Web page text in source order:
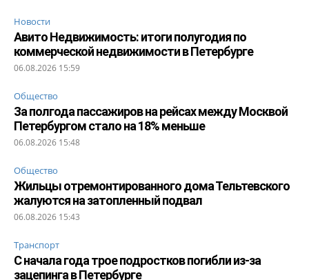
Новости
Авито Недвижимость: итоги полугодия по
коммерческой недвижимости в Петербурге
06.08.2026 15:59
Общество
За полгода пассажиров на рейсах между Москвой
Петербургом стало на 18% меньше
06.08.2026 15:48
Общество
Жильцы отремонтированного дома Тельтевского
жалуются на затопленный подвал
06.08.2026 15:43
Транспорт
С начала года трое подростков погибли из-за
зацепинга в Петербурге